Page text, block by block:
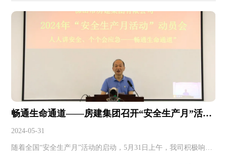
畅通生命通道——房建集团召开“安全生产月”活动
动员大会
2024-05-31
​随着全国“安全生产月”活动的启动，5月31日上午，我司积极响应